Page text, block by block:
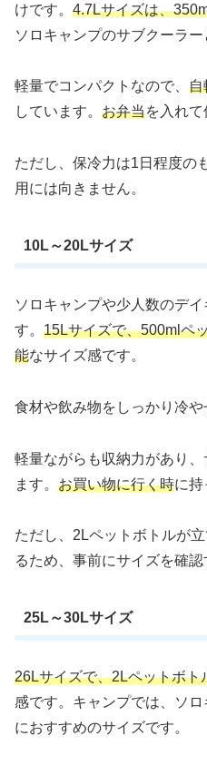
けです。 4.7Lサイズは、
ソロキャンプのサブクーラー
軽量でコンパクトなので、 自
しています。 お弁当を入れて
ただし、保冷力は1日程度の
用には向きません。
10L～20Lサイズ
ソロキャンプや少人数のデ
す。 15Lサイズで、500mlペ
能なサイズ感です。
食材や飲み物をしっかり冷や
軽量ながらも収納力があり
ます。 お買い物に行く時に持
ただし、2Lペットボトルが
るため、事前にサイズを確認
25L～30Lサイズ
26Lサイズで、2Lペットボト
感です。キャンプでは、ソ
におすすめのサイズです。